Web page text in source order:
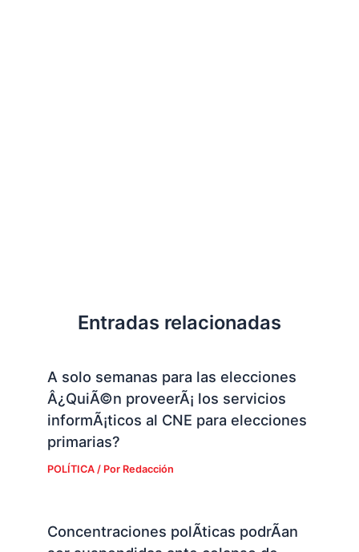
Entradas relacionadas
A solo semanas para las elecciones
Â¿QuiÃ©n proveerÃ¡ los servicios
informÃ¡ticos al CNE para elecciones
primarias?
POLÍTICA/ Por Redacción
Concentraciones polÃ­ticas podrÃ­an